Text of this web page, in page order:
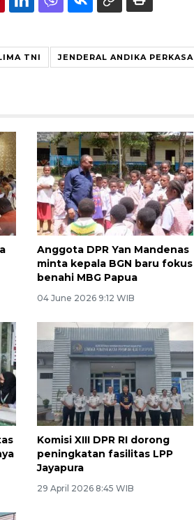
TNI JENDERAL ANDIKA PERKASA
Anggota DPR Yan Mandenas
minta kepala BGN baru fokus
benahi MBG Papua
04 June 2026 9:12 WIB
Komisi XIII DPR RI dorong
peningkatan fasilitas LPP
Jayapura
29 April 2026 8:45 WIB